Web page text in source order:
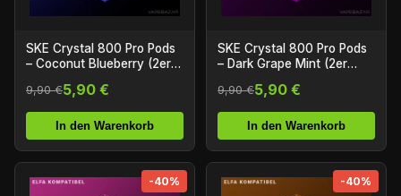
SKE Crystal 800 Pro Pods
– Coconut Blueberry (2er
9,90 €5,90 €
In den Warenkorb
SKE Crystal 800 Pro Pods
– Dark Grape Mint (2er
9,90 €5,90 €
In den Warenkorb
-40% -40%